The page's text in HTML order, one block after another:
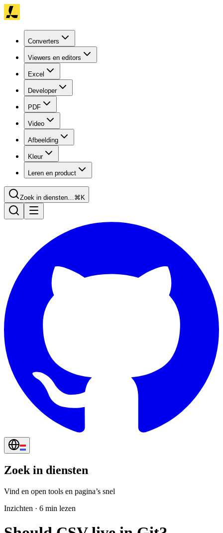
Converters
Viewers en editors
Excel
Developer
PDF
Video
Afbeelding
Kleur
Leren en product
Zoek in diensten…⌘K
Zoek in diensten
Vind en open tools en pagina’s snel
Inzichten · 6 min lezen